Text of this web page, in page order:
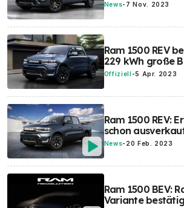
News- 7 Nov. 2023
Ram 1500 REV
229 kWh große
Offiziell -5 Apr. 2023
Ram 1500 REV:
schon
News- 20 Feb. 2023
Ram 1500 BEV:
Variante